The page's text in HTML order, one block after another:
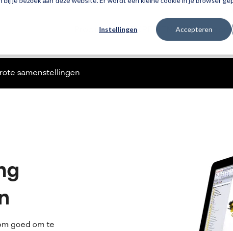
Instellingen Accepteren
Producten3DEXPERIENCETrainingen
samenstellingen
goed om te